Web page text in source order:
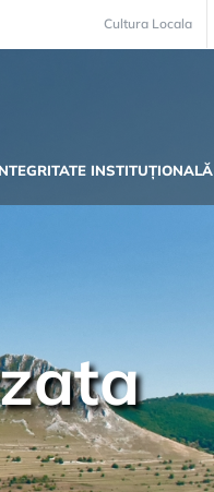
Cultura Locala
INSTITUȚIONALĂ